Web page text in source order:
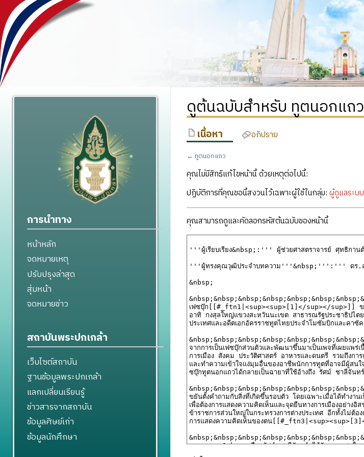
ดูต้นฉบับสำหรับ ทูตนอกแถว
เนื้อหา อภิปราย
← ทูตนอกแถว
คุณไม่มีสิทธิแก้ไขหน้านี้ ด้วยเหตุต่อไปนี้:
ปฏิบัติการที่คุณขอนี้สงวนไว้เฉพาะผู้ใช้ในกลุ่ม: ผู้ดูแลระบบ
คุณสามารถดูและคัดลอกรหัสต้นฉบับของหน้านี้
การนำทาง
หน้าหลัก
จดหมายเหตุ
ปรับปรุงล่าสุด
สุ่มหน้า
จดหมายข่าว
สถาบันพระปกเกล้า
เว็บไซต์สถาบัน
ฐานข้อมูลพระปกเกล้า
แลกเปลี่ยนเรียนรู้
ข่าวสารจากสถาบัน
ข้อมูลศิษย์เก่า
ข้อมูลนักศึกษา